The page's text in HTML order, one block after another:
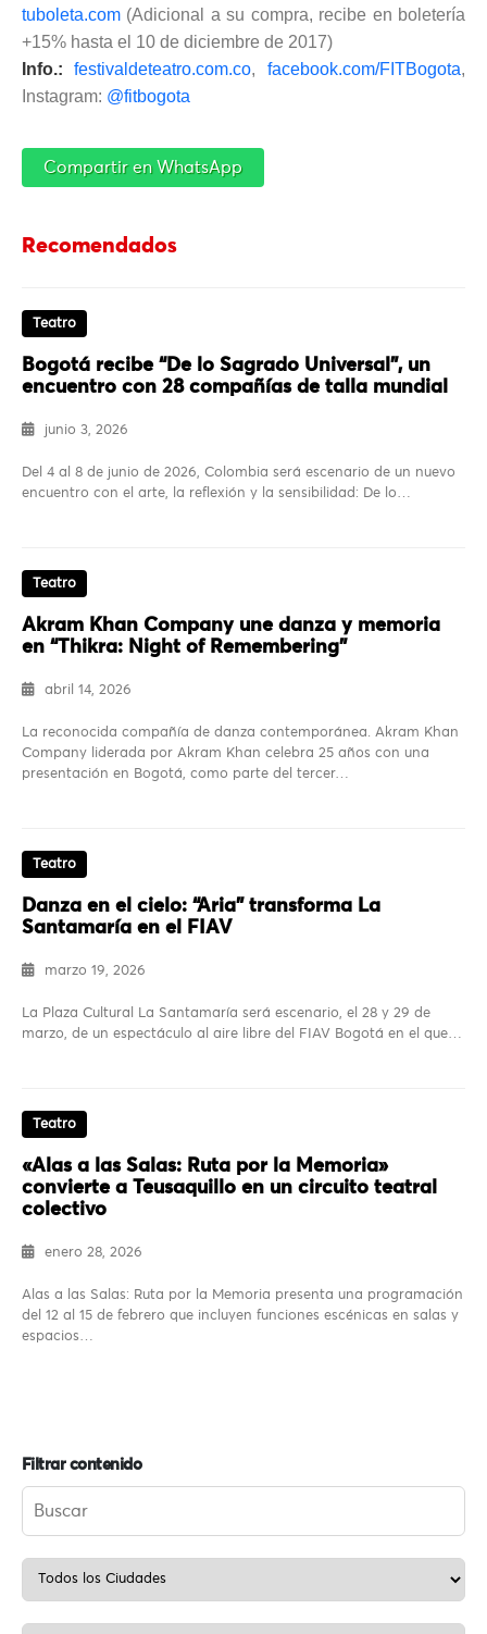
tuboleta.com (Adicional a su compra, recibe en boletería
+15% hasta el 10 de diciembre de 2017)
Info.:festivaldeteatro.com.co, facebook.com/FITBogota,
Instagram: @fitbogota
Compartir en WhatsApp
Recomendados
Teatro
Bogotá recibe “De lo Sagrado Universal”, un
encuentro con 28 compañías de talla mundial
junio 3, 2026
Del 4 al 8 de junio de 2026, Colombia será escenario de un nuevo
encuentro con el arte, la reflexión y la sensibilidad: De lo…
Teatro
Akram Khan Company une danza y memoria
en “Thikra: Night of Remembering”
abril 14, 2026
La reconocida compañía de danza contemporánea. Akram Khan
Company liderada por Akram Khan celebra 25 años con una
presentación en Bogotá, como parte del tercer…
Teatro
Danza en el cielo: “Aria” transforma La
Santamaría en el FIAV
marzo 19, 2026
La Plaza Cultural La Santamaría será escenario, el 28 y 29 de
marzo, de un espectáculo al aire libre del FIAV Bogotá en el que…
Teatro
«Alas a las Salas: Ruta por la Memoria»
convierte a Teusaquillo en un circuito teatral
colectivo
enero 28, 2026
Alas a las Salas: Ruta por la Memoria presenta una programación
del 12 al 15 de febrero que incluyen funciones escénicas en salas y
espacios…
Filtrar contenido